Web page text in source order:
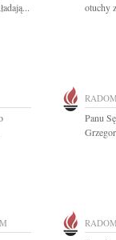
otuchy
RADOM
Panu
RADOM